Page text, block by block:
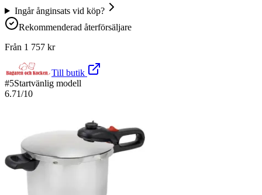
Ingår ånginsats vid köp?
Rekommenderad återförsäljare
Från 1 757 kr
Till butik
#5Startvänlig modell
6.71/10